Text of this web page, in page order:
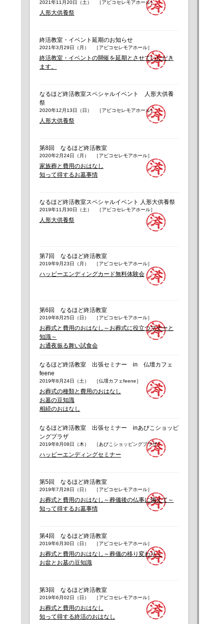
2021年11月20日（土） ［アビコセレモアホール］
人形大供養祭
終活教室・イベント延期のお知らせ
2021年3月29日（月） ［アビコセレモアホール］
終活教室・イベントの開催を延期とさせていただき
ます。
なるほど終活教室スペシャルイベント 人形大供養
祭
2020年12月13日（日） ［アビコセレモアホール］
人形大供養祭
第8回 なるほど終活教室
2020年2月24日（月） ［アビコセレモアホール］
家族葬と費用のおはなし
知って得するお墓事情
なるほど終活教室スペシャルイベント 人形大供養祭
2019年11月30日（土） ［アビコセレモアホール］
人形大供養祭
第7回 なるほど終活教室
2019年9月23日（月） ［アビコセレモアホール］
ハッピーエンディングカード無料体験会
第6回 なるほど終活教室
2019年8月25日（日） ［アビコセレモアホール］
お葬式と費用のおはなし～お葬式に役立つマナーと
知識～
お通夜振る舞い試食会
なるほど終活教室 出張セミナー in 仏壇カフェ
feene
2019年8月24日（土） ［仏壇カフェfeene］
お葬式の種類と費用のおはなし
お墓の豆知識
相続のおはなし
なるほど終活教室 出張セミナー inあびこショッピ
ングプラザ
2019年8月08日（木） ［あびこショッピングプラザ］
ハッピーエンディングセミナー
第5回 なるほど終活教室
2019年7月28日（日） ［アビコセレモアホール］
お葬式と費用のおはなし～葬儀後の仏事に備えて～
知って得するお墓事情
第4回 なるほど終活教室
2019年6月30日（日） ［アビコセレモアホール］
お葬式と費用のおはなし～葬儀の移り変わり～
お盆とお墓の豆知識
第3回 なるほど終活教室
2019年6月02日（日） ［アビコセレモアホール］
お葬式と費用のおはなし
知って得する終活のおはなし